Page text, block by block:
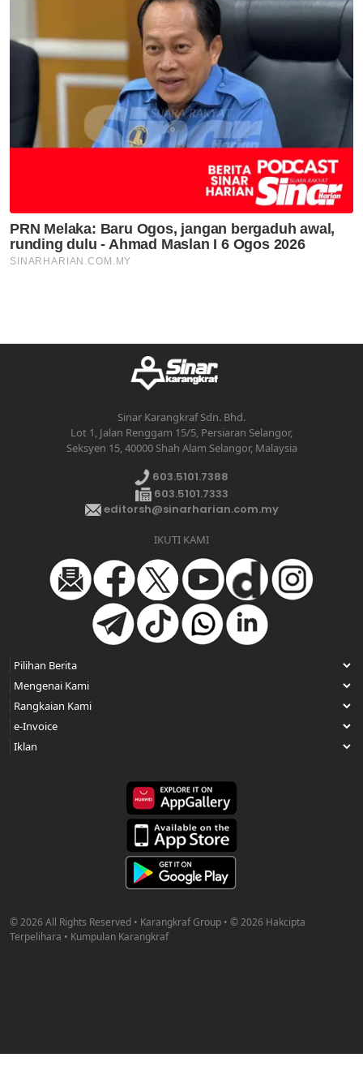
Sinar Karangkraf Sdn. Bhd.
Lot 1, Jalan Renggam 15/5, Persiaran Selangor,
Seksyen 15, 40000 Shah Alam Selangor, Malaysia
603.5101.7388
603.5101.7333
editorsh@sinarharian.com.my
IKUTI KAMI
© 2026 All Rights Reserved • Karangkraf Group • © 2026 Hakcipta
Terpelihara • Kumpulan Karangkraf